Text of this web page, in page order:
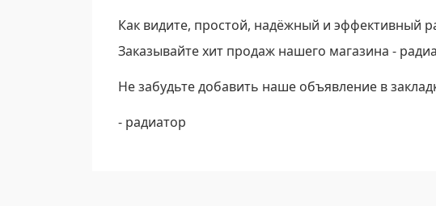
Как видите, простой, надёжный и эффективный
Заказывайте хит продаж нашего магазина -
Не забудьте добавить наше объявление в
- радиатор